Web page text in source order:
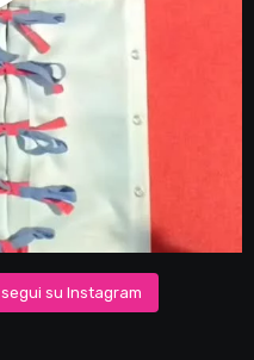
segui su Instagram